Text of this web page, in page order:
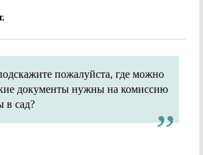
пожалуйста, где можно
документы нужны на комиссию
в сад?